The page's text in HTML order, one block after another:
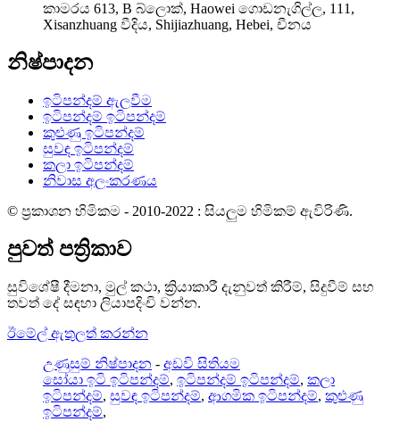
කාමරය 613, B බ්ලොක්, Haowei ගොඩනැගිල්ල, 111,
Xisanzhuang වීදිය, Shijiazhuang, Hebei, චීනය
නිෂ්පාදන
ඉටිපන්දම් ඇලවීම
ඉටිපන්දම් ඉටිපන්දම්
කුළුණු ඉටිපන්දම්
සුවඳ ඉටිපන්දම්
කලා ඉටිපන්දම්
නිවාස අලංකරණය
© ප්‍රකාශන හිමිකම - 2010-2022 : සියලුම හිමිකම් ඇවිරිණි.
පුවත් පත්‍රිකාව
සුවිශේෂී දීමනා, මුල් කථා, ක්‍රියාකාරී දැනුවත් කිරීම්, සිදුවීම් සහ
තවත් දේ සඳහා ලියාපදිංචි වන්න.
ඊමේල් ඇතුලත් කරන්න
උණුසුම් නිෂ්පාදන - අඩවි සිතියම
සෝයා ඉටි ඉටිපන්දම්, ඉටිපන්දම් ඉටිපන්දම්, කලා
ඉටිපන්දම්, සුවඳ ඉටිපන්දම්, ආගමික ඉටිපන්දම්, කුළුණු
ඉටිපන්දම්,